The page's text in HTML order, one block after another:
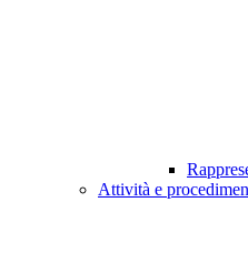
Attività e